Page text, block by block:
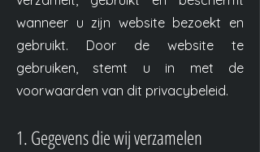
wanneer u zijn website bezoekt en
gebruikt. Door de website te
gebruiken, stemt u in met de
voorwaarden van dit privacybeleid.
1. Gegevens die wij verzamelen